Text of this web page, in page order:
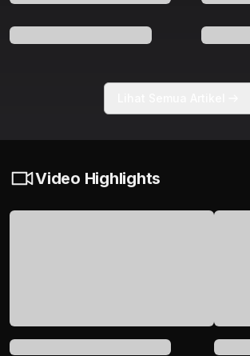
Video Highlights